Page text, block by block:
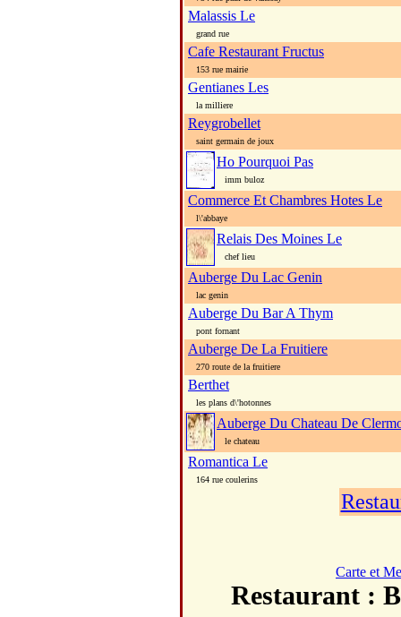
Malassis Le
grand rue
Cafe Restaurant Fructus
153 rue mairie
Gentianes Les
la milliere
Reygrobellet
saint germain de joux
Ho Pourquoi Pas
imm buloz
Commerce Et Chambres Hotes Le
l\'abbaye
Relais Des Moines Le
chef lieu
Auberge Du Lac Genin
lac genin
Auberge Du Bar A Thym
pont fornant
Auberge De La Fruitiere
270 route de la fruitiere
Berthet
les plans d\'hotonnes
Auberge Du Chateau De
le chateau
Romantica Le
164 rue coulerins
Carte et
Restaurant :